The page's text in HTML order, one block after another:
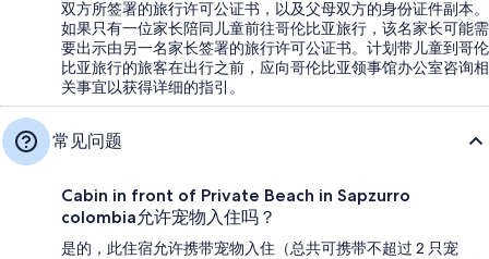
双方所签署的旅行许可公证书，以及父母双方的身份证件副本。
如果只有一位家长陪同儿童前往哥伦比亚旅行，该名家长可能需
要出示由另一名家长签署的旅行许可公证书。计划带儿童到哥伦
比亚旅行的旅客在出行之前，应向哥伦比亚领事馆办公室咨询相
关事宜以获得详细的指引。
常见问题
Cabin in front of Private Beach in Sapzurro
colombia允许宠物入住吗？
是的，此住宿允许携带宠物入住（总共可携带不超过 2 只宠